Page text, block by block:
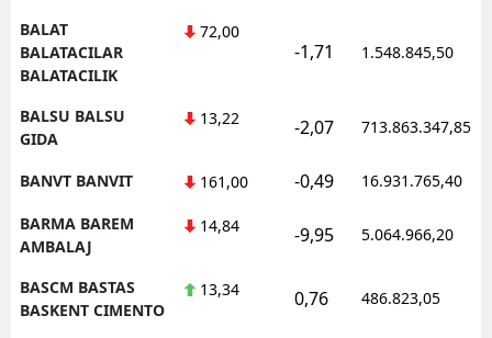
BALAT
BALATACILAR
BALATACILIK
72,00
-1,71 1.548.845,50
BALSU BALSU
GIDA
13,22 -2,07 713.863.347,85
BANVT BANVIT 161,00 -0,49 16.931.765,40
BARMA BAREM
AMBALAJ
14,84 -9,95 5.064.966,20
BASCM BASTAS
BASKENT CIMENTO
13,34 0,76 486.823,05